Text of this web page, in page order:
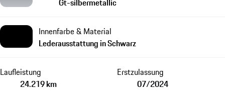
Gt-silbermetallic
Innenfarbe & Material
Lederausstattung in Schwarz
Laufleistung
24.219 km
Erstzulassung
07/2024